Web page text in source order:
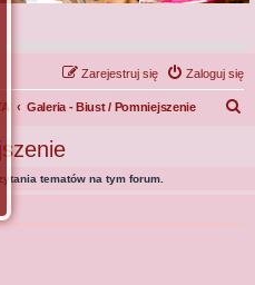
Zaloguj się
Zarejestruj się
Galeria - Biust / Pomniejszenie
tematów na tym forum.